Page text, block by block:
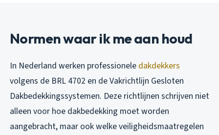
Normen waar ik me aan houd
In Nederland werken professionele dakdekkers
volgens de BRL 4702 en de Vakrichtlijn Gesloten
Dakbedekkingssystemen. Deze richtlijnen schrijven niet
alleen voor hoe dakbedekking moet worden
aangebracht, maar ook welke veiligheidsmaatregelen